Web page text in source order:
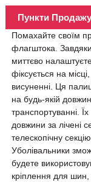
Пункти Продажу
Помахайте своїм
флагштока. Завдяки
миттєво
фіксується на
висуненні. Ця
на будь-якій
транспортуванні.
довжини за лічені
телескопічну секцію.
Уболівальники
будете
кріплення для шин,